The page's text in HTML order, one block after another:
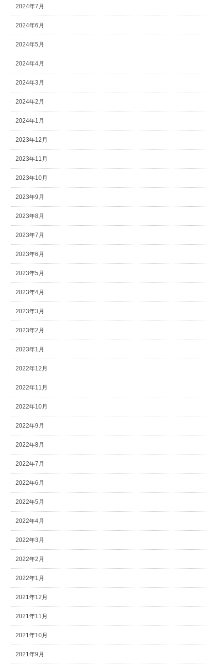
2024年7月
2024年6月
2024年5月
2024年4月
2024年3月
2024年2月
2024年1月
2023年12月
2023年11月
2023年10月
2023年9月
2023年8月
2023年7月
2023年6月
2023年5月
2023年4月
2023年3月
2023年2月
2023年1月
2022年12月
2022年11月
2022年10月
2022年9月
2022年8月
2022年7月
2022年6月
2022年5月
2022年4月
2022年3月
2022年2月
2022年1月
2021年12月
2021年11月
2021年10月
2021年9月